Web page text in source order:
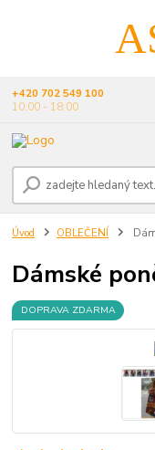
+420 702 549 100
10:00 - 18:00
Úvod OBLEČENÍ
Dámské
DOPRAVA ZDARMA